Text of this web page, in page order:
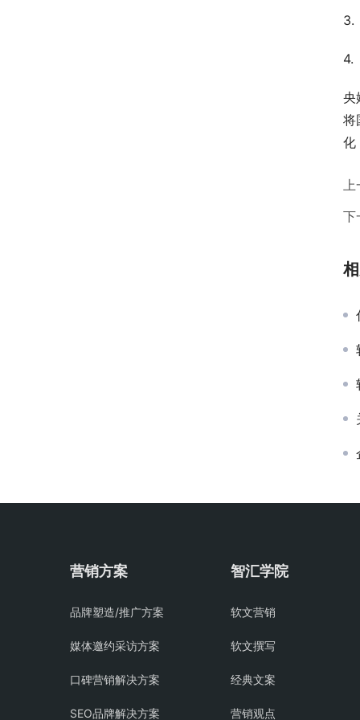
3.
4.
央
将
化
下
营销方案
品牌塑造/推广方案
媒体邀约采访方案
口碑营销解决方案
SEO品牌解决方案
智汇学院
软文营销
软文撰写
经典文案
营销观点